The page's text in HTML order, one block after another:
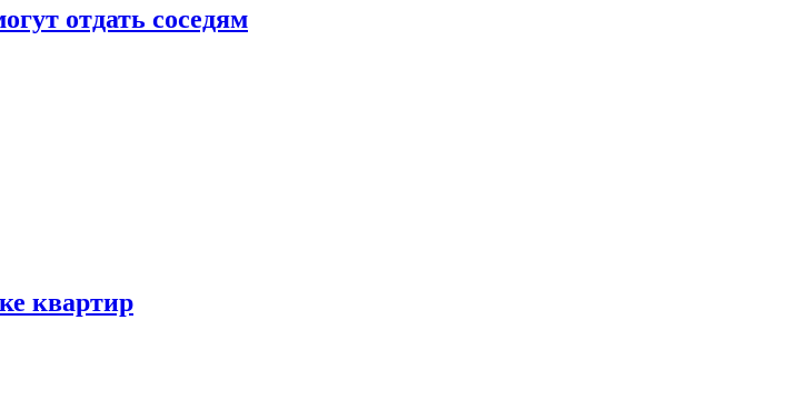
отдать соседям
квартир